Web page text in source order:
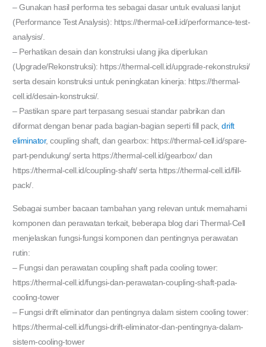
– Gunakan hasil performa tes sebagai dasar untuk evaluasi lanjut
(Performance Test Analysis): https://thermal-cell.id/performance-test-
analysis/.
– Perhatikan desain dan konstruksi ulang jika diperlukan
(Upgrade/Rekonstruksi): https://thermal-cell.id/upgrade-rekonstruksi/
serta desain konstruksi untuk peningkatan kinerja: https://thermal-
cell.id/desain-konstruksi/.
– Pastikan spare part terpasang sesuai standar pabrikan dan
diformat dengan benar pada bagian-bagian seperti fill pack,drift
eliminator, coupling shaft, dan gearbox: https://thermal-cell.id/spare-
part-pendukung/ serta https://thermal-cell.id/gearbox/ dan
https://thermal-cell.id/coupling-shaft/ serta https://thermal-cell.id/fill-
pack/.
Sebagai sumber bacaan tambahan yang relevan untuk memahami
komponen dan perawatan terkait, beberapa blog dari Thermal-Cell
menjelaskan fungsi-fungsi komponen dan pentingnya perawatan
rutin:
– Fungsi dan perawatan coupling shaft pada cooling tower:
https://thermal-cell.id/fungsi-dan-perawatan-coupling-shaft-pada-
cooling-tower
– Fungsi drift eliminator dan pentingnya dalam sistem cooling tower:
https://thermal-cell.id/fungsi-drift-eliminator-dan-pentingnya-dalam-
sistem-cooling-tower